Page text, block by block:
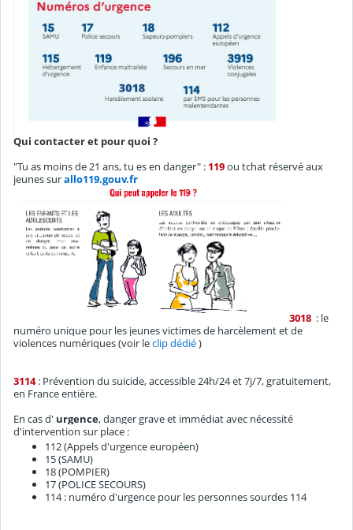
Qui contacter et pour quoi ?
"Tu as moins de 21 ans, tu es en danger" : 119ou tchat réservé aux
jeunes surallo119.gouv.fr
3018 : le
numéro unique pour les jeunes victimes de harcèlement et de
violences numériques (voir leclip dédié)
3114: Prévention du suicide, accessible 24h/24 et 7j/7, gratuitement,
en France entière.
En cas d' urgence, danger grave et immédiat avec nécessité
d'intervention sur place :
112 (Appels d'urgence européen)
15 (SAMU)
18 (POMPIER)
17 (POLICE SECOURS)
114 : numéro d'urgence pour les personnes sourdes 114